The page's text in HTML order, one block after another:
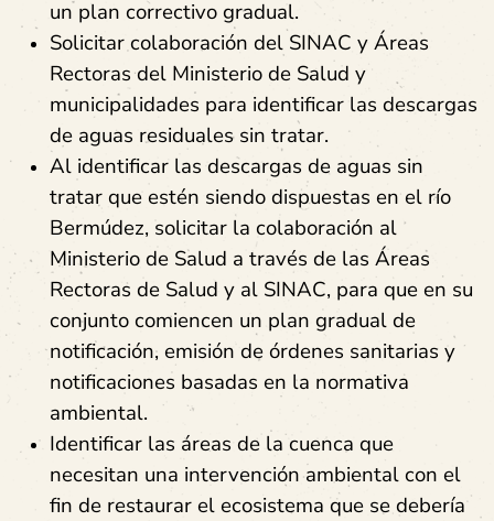
un plan correctivo gradual.
Solicitar colaboración del SINAC y Áreas
Rectoras del Ministerio de Salud y
municipalidades para identificar las descargas
de aguas residuales sin tratar.
Al identificar las descargas de aguas sin
tratar que estén siendo dispuestas en el río
Bermúdez, solicitar la colaboración al
Ministerio de Salud a través de las Áreas
Rectoras de Salud y al SINAC, para que en su
conjunto comiencen un plan gradual de
notificación, emisión de órdenes sanitarias y
notificaciones basadas en la normativa
ambiental.
Identificar las áreas de la cuenca que
necesitan una intervención ambiental con el
fin de restaurar el ecosistema que se debería